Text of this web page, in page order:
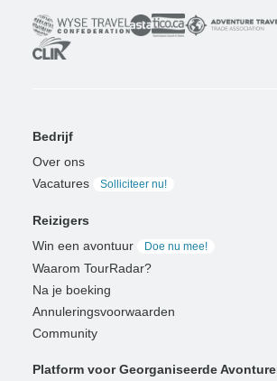
Bedrijf
Over ons
Vacatures
Solliciteer nu!
Reizigers
Win een avontuur
Doe nu mee!
Waarom TourRadar?
Na je boeking
Annuleringsvoorwaarden
Community
Platform voor Georganiseerde